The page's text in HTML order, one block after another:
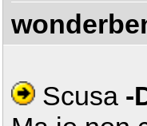
Scusa -